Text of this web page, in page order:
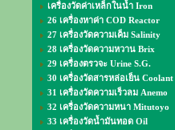
เครื่องวัดค่าเหล็กในน้ำ Iron
26 เครื่องหาค่า COD Reactor
27 เครื่องวัดความเค็ม Salinity
28 เครื่องวัดความหวาน Brix
29 เครื่องตรวจะ Urine S.G.
30 เครื่องวัดสารหล่อเย็น Coolant
31 เครื่องวัดความเร็วลม Anemo
32 เครื่องวัดความหนา Mitutoyo
33 เครื่องวัดน้ำมันทอด Oil